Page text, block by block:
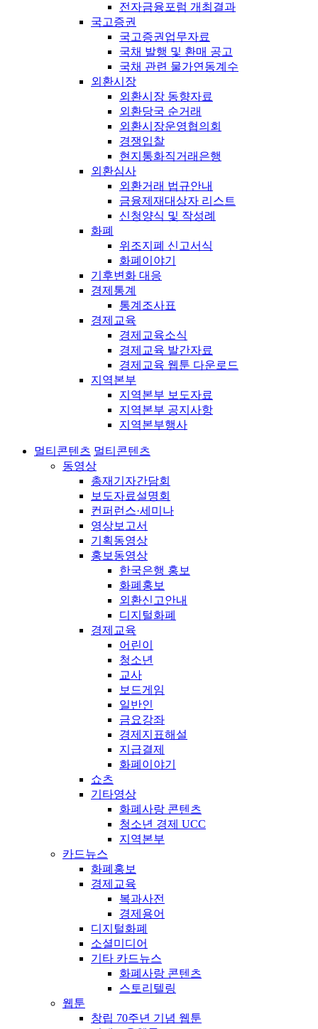
전자금융포럼 개최결과
국고증권
국고증권업무자료
국채 발행 및 환매 공고
국채 관련 물가연동계수
외환시장
외환시장 동향자료
외환당국 순거래
외환시장운영협의회
경쟁입찰
현지통화직거래은행
외환심사
외환거래 법규안내
금융제재대상자 리스트
신청양식 및 작성례
화폐
위조지폐 신고서식
화폐이야기
기후변화 대응
경제통계
통계조사표
경제교육
경제교육소식
경제교육 발간자료
경제교육 웹툰 다운로드
지역본부
지역본부 보도자료
지역본부 공지사항
지역본부행사
멀티콘텐츠 멀티콘텐츠
동영상
총재기자간담회
보도자료설명회
컨퍼런스·세미나
영상보고서
기획동영상
홍보동영상
한국은행 홍보
화폐홍보
외환신고안내
디지털화폐
경제교육
어린이
청소년
교사
보드게임
일반인
금요강좌
경제지표해설
지급결제
화폐이야기
쇼츠
기타영상
화폐사랑 콘텐츠
청소년 경제 UCC
지역본부
카드뉴스
화폐홍보
경제교육
복과사전
경제용어
디지털화폐
소셜미디어
기타 카드뉴스
화폐사랑 콘텐츠
스토리텔링
웹툰
창립 70주년 기념 웹툰